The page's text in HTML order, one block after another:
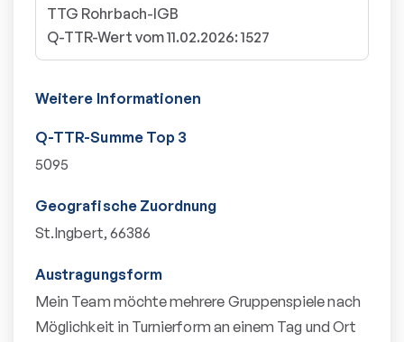
TTG Rohrbach-IGB
Q-TTR-Wert vom 11.02.2026: 1527
Weitere Informationen
Q-TTR-Summe Top 3
5095
Geografische Zuordnung
St.Ingbert, 66386
Austragungsform
Mein Team möchte mehrere Gruppenspiele nach
Möglichkeit in Turnierform an einem Tag und Ort